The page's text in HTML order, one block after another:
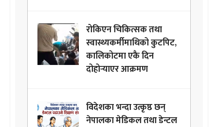
रोकिएन चिकित्सक तथा
स्वास्थ्यकर्मीमाथिको कुटपिट,
कालिकोटमा एकै दिन
दोहोर्‍याएर आक्रमण
विदेशका भन्दा उत्कृष्ठ छन्
नेपालका मेडिकल तथा डेन्टल